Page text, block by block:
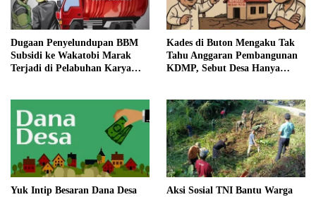
Dugaan Penyelundupan BBM
Subsidi ke Wakatobi Marak
Terjadi di Pelabuhan Karya
Kades di Buton Mengaku Tak
Tahu Anggaran Pembangunan
KDMP, Sebut Desa Hanya
Yuk Intip Besaran Dana Desa
Aksi Sosial TNI Bantu Warga